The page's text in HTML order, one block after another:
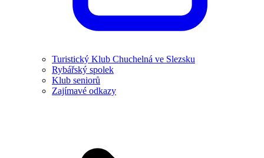
Turistický Klub Chuchelná ve Slezsku
Rybářský spolek
Klub seniorů
Zajímavé odkazy